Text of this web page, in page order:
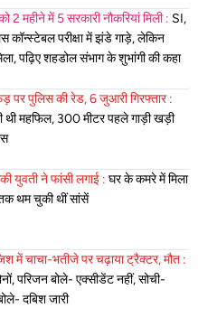
2 महीने में 5 सरकारी नौकरियां मिली : SI,
कॉन्स्टेबल परीक्षा में झंडे गाड़े, लेकिन
पढ़िए शहडोल संभाग के शुभांगी की कहा
पर पुलिस की रेड, 6 जुआरी गिरफ्तार :
महफिल, 300 मीटर पहले गाड़ी खड़ी
युवती ने फांसी लगाई : घर के कमरे में मिला
थम चुकी थीं सांसें
में चाचा-भतीजे पर चढ़ाया ट्रैक्टर, मौत :
परिजन बोले- एक्सीडेंट नहीं, सोची-
दबिश जारी